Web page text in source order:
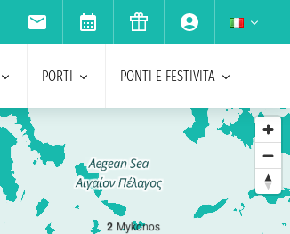
PORTI PONTI E FESTIVITA
2 Mykonos